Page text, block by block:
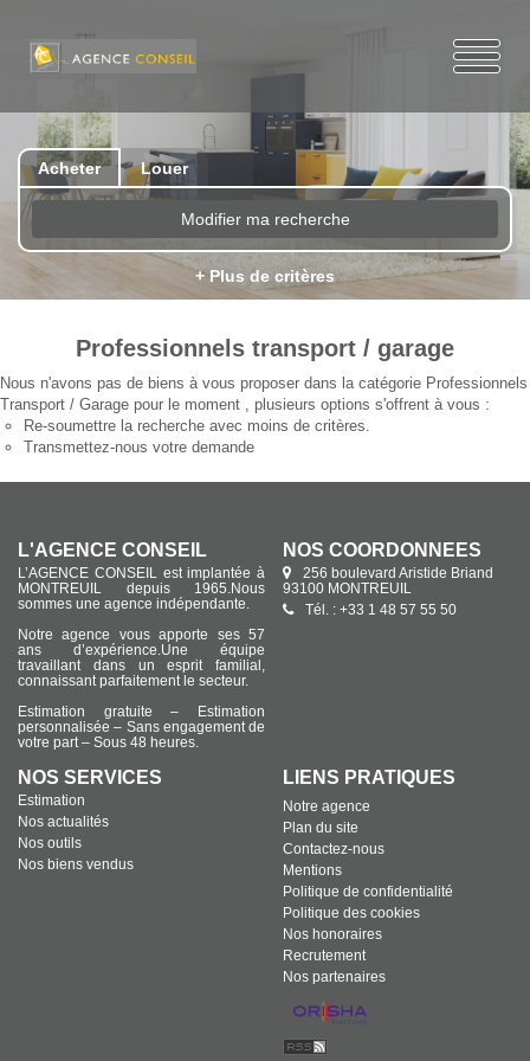
Acheter Louer
Modifier ma recherche
+ Plus de critères
Professionnels transport / garage
Nous n'avons pas de biens à vous proposer dans la catégorie Professionnels
Transport / Garage pour le moment , plusieurs options s'offrent à vous :
Re-soumettre la recherche avec moins de critères.
Transmettez-nous votre demande
L'AGENCE CONSEIL
L’AGENCE CONSEIL est implantée à
MONTREUIL depuis 1965.Nous
sommes une agence indépendante.
Notre agence vous apporte ses 57
ans d’expérience.Une équipe
travaillant dans un esprit familial,
connaissant parfaitement le secteur.
Estimation gratuite – Estimation
personnalisée – Sans engagement de
votre part – Sous 48 heures.
NOS COORDONNÉES
256 boulevard Aristide Briand
93100 MONTREUIL
Tél. : +33 1 48 57 55 50
NOS SERVICES
Estimation
Nos actualités
Nos outils
Nos biens vendus
LIENS PRATIQUES
Notre agence
Plan du site
Contactez-nous
Mentions
Politique de confidentialité
Politique des cookies
Nos honoraires
Recrutement
Nos partenaires